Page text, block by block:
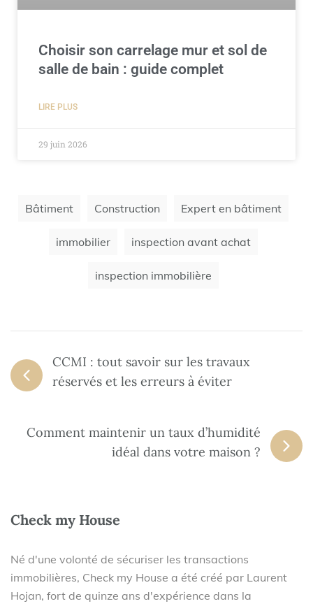
Choisir son carrelage mur et sol de
salle de bain : guide complet
LIRE PLUS
29 juin 2026
Bâtiment Construction Expert en bâtiment
immobilier inspection avant achat
inspection immobilière
CCMI : tout savoir sur les travaux
réservés et les erreurs à éviter
Comment maintenir un taux d’humidité
idéal dans votre maison ?
Check my House
Né d'une volonté de sécuriser les transactions
immobilières, Check my House a été créé par Laurent
Hojan, fort de quinze ans d'expérience dans la